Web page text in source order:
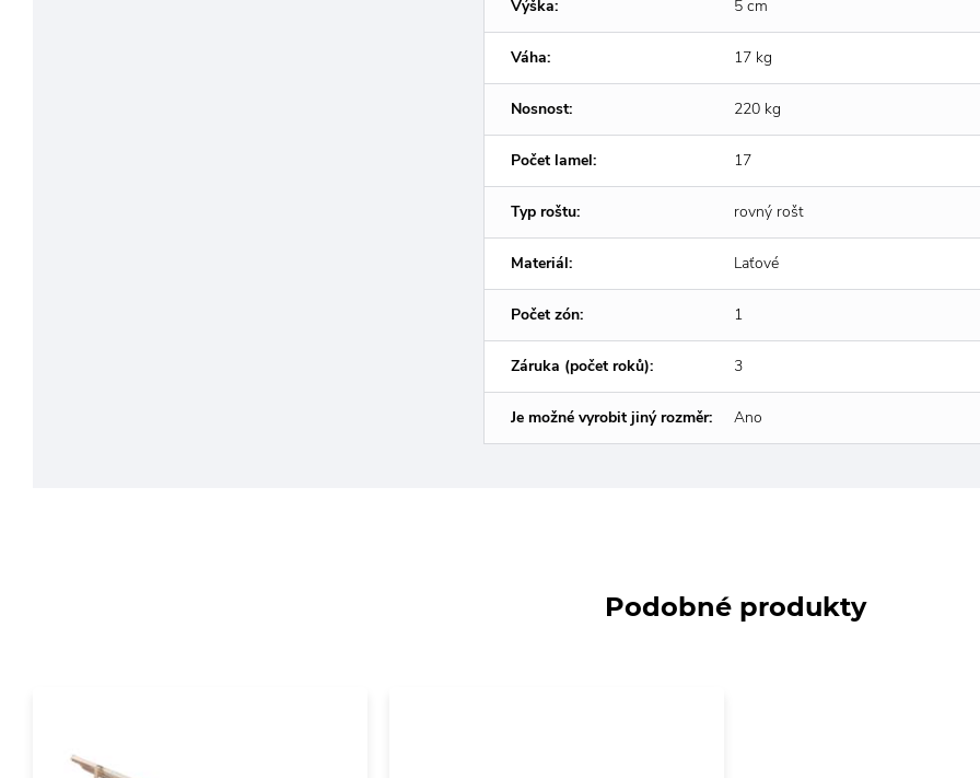
Výška: 5 cm
Váha: 17 kg
Nosnost: 220 kg
Počet lamel: 17
Typ roštu: rovný rošt
Materiál: Laťové
Počet zón: 1
Záruka (počet roků): 3
Je možné vyrobit jiný rozměr: Ano
Podobné produkty